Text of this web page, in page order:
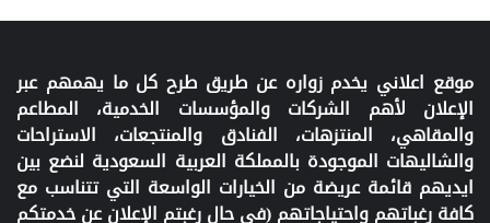
موقع اعلاني يخدم زواره عن طريق طرح كل ما يهمهم عبر
الإعلان لأهم الشركات والمؤسسات الخدمية، المطاعم
والمقاهي، المنتزهات، الفنادق والمنتجعات، الاستراحات
والشاليهات الموجودة بالمملكة العربية السعودية لنضع بين
ايديهم قائمة عريضة من الخيارات الواسعة التي تتناسب مع
كافة رغباتهم واحتياجاتهم (في حال رغبتم الإعلان عن خدمتكم